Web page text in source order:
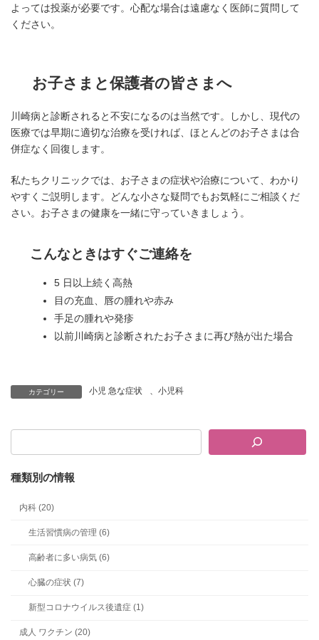
よっては投薬が必要です。心配な場合は遠慮なく医師に質問して
ください。
お子さまと保護者の皆さまへ
川崎病と診断されると不安になるのは当然です。しかし、現代の
医療では早期に適切な治療を受ければ、ほとんどのお子さまは合
併症なく回復します。
私たちクリニックでは、お子さまの症状や治療について、わかり
やすくご説明します。どんな小さな疑問でもお気軽にご相談くだ
さい。お子さまの健康を一緒に守っていきましょう。
こんなときはすぐご連絡を
5 日以上続く高熱
目の充血、唇の腫れや赤み
手足の腫れや発疹
以前川崎病と診断されたお子さまに再び熱が出た場合
カテゴリー 小児 急な症状 、 小児科
種類別の情報
内科 (20)
生活習慣病の管理 (6)
高齢者に多い病気 (6)
心臓の症状 (7)
新型コロナウイルス後遺症 (1)
成人 ワクチン (20)